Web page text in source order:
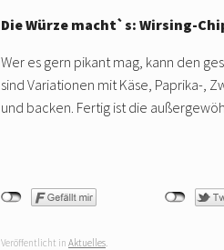
Die Würze macht`s: Wirsing-
Wer es gern pikant mag, kann den
sind Variationen mit Käse, Paprika-,
und backen. Fertig ist die
Veröffentlicht in Aktuelles.